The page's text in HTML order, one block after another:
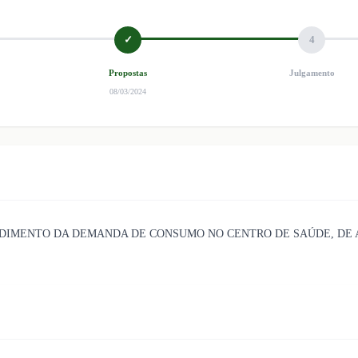
✓
Propostas
08/03/2024
4
Julgamento
DA DEMANDA DE CONSUMO NO CENTRO DE SAÚDE, DE